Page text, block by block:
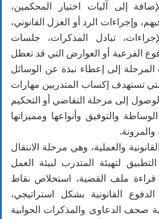
إلى آليات اختيار المحكمين،
وإجراءات الرد أو العزل القانوني،
تبادل المذكرات، جلسات
الفرعية أو العوارض التي قد تعطل
إلى إعطاء نبذة عن الوسائل
تستهدف إكساب المتدربين مهارات
إلى مرحلة التقاضي أو التحكيم
والتوفيق وأنواعها ومميزاتها
والعملية، وهي مرحلة الانتقال
لتهيئة المتدرب لبيئة العمل
قراءة ملف القضية، استخلاص نقاط
القانونية بشكل استراتيجي،
صحف الدعاوى والمذكرات الجوابية